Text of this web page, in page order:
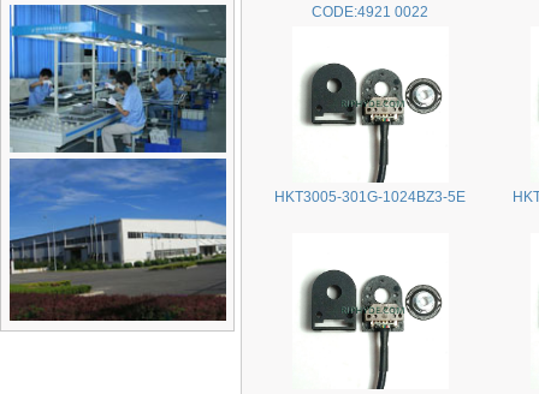
CODE:4921 0022
HKT3005-301G-1024BZ3-5E